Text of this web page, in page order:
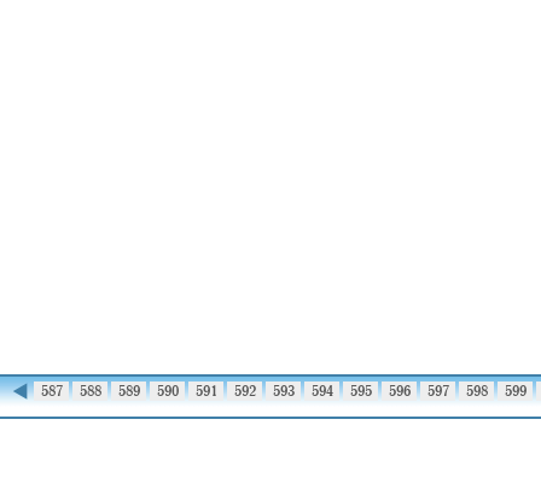
◀
586 587 588 589 590 591 592 593 594 595 596 597 598 599